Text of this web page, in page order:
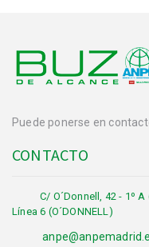
Puede ponerse en
CONTACTO
C/ O´Donnell, 42 - 1º
Línea 6 (O´DONNELL)